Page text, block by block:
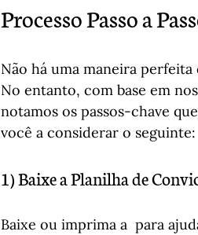
Processo Passo a
Não há uma maneira
No entanto, com base em
notamos os passos-chave
você a considerar o seguinte:
1) Baixe a Planilha de
Baixe ou imprima a  para